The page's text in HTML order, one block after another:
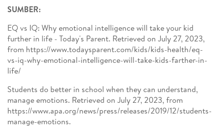
SUMBER:
EQ vs IQ: Why emotional intelligence will take your kid
further in life - Today's Parent. Retrieved on July 27, 2023,
from https://www.todaysparent.com/kids/kids-health/eq-
vs-iq-why-emotional-intelligence-will-take-kids-farther-in-
life/
Students do better in school when they can understand,
manage emotions. Retrieved on July 27, 2023, from
https://www.apa.org/news/press/releases/2019/12/students-
manage-emotions.